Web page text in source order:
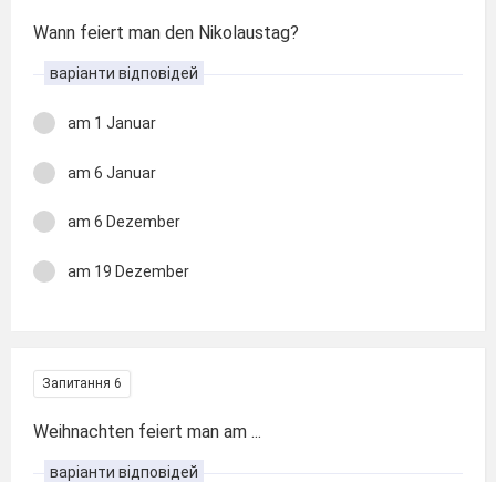
Wann feiert man den Nikolaustag?
варіанти відповідей
am 1 Januar
am 6 Januar
am 6 Dezember
am 19 Dezember
Запитання 6
Weihnachten feiert man am ...
варіанти відповідей